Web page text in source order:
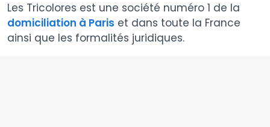
Les Tricolores est une société numéro 1 de la
domiciliation à Paris et dans toute la France
ainsi que les formalités juridiques.